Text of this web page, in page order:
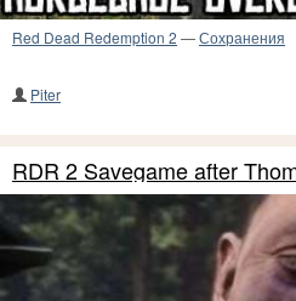
Red Dead Redemption 2 —Сохранения
Piter
RDR 2 Savegame after